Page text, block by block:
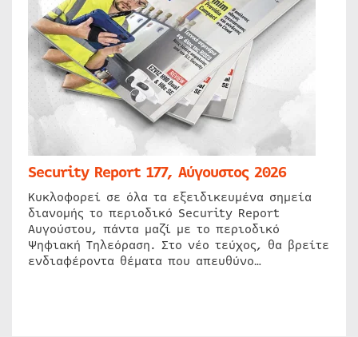
Security Report 177, Αύγουστος 2026
Κυκλοφορεί σε όλα τα εξειδικευμένα σημεία
διανομής το περιοδικό Security Report
Αυγούστου, πάντα μαζί με το περιοδικό
Ψηφιακή Τηλεόραση. Στο νέο τεύχος, θα βρείτε
ενδιαφέροντα θέματα που απευθύνο…